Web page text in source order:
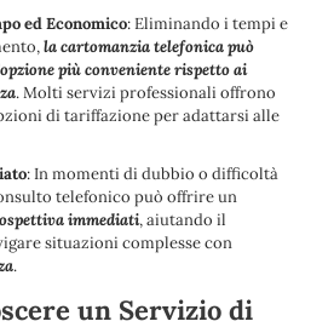
ed Economico: Eliminando i tempi e
la cartomanzia telefonica può
più conveniente rispetto ai
. Molti servizi professionali offrono
di tariffazione per adattarsi alle
: In momenti di dubbio o difficoltà
telefonico può offrire un
immediati, aiutando il
situazioni complesse con
.
un Servizio di